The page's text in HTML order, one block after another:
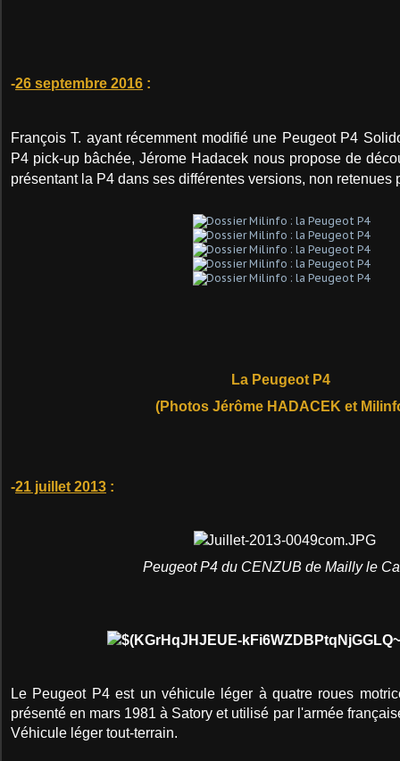
-26 septembre 2016 :
François T. ayant récemment modifié une Peugeot P4
P4 pick-up bâchée, Jérome Hadacek nous propose de
présentant la P4 dans ses différentes versions, non retenues
La Peugeot P4
(Photos Jérôme HADACEK et
-21 juillet 2013 :
Peugeot P4 du CENZUB de Mailly le
Le Peugeot P4 est un véhicule léger à quatre roues
présenté en mars 1981 à Satory et utilisé par l'armée
Véhicule léger tout-terrain.